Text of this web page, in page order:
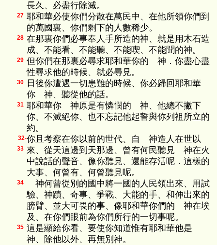
長久、必盡行除滅。
27 耶和華必使你們分散在萬民中、在他所領你們到
的萬國裏、你們剩下的人數稀少。
28 在那裏你們必事奉人手所造的神、就是用木石造
成、不能看、不能聽、不能喫、不能聞的神。
29 但你們在那裏必尋求耶和華你的 神．你盡心盡
性尋求他的時候、就必尋見。
30
日後你遭遇一切患難的時候、你必歸回耶和華
你 神、聽從他的話。
31 耶和華你 神原是有憐憫的 神、他總不撇下
你、不滅絕你、也不忘記他起誓與你列祖所立的
約。
32-
33
你且考察在你以前的世代、自 神造人在世以
來、從天這邊到天那邊、曾有何民聽見 神在火
中說話的聲音、像你聽見、還能存活呢．這樣的
大事、何曾有、何曾聽見呢。
34
神何曾從別的國中將一國的人民領出來、用試
驗、神蹟、奇事、爭戰、大能的手、和伸出來的
膀臂、並大可畏的事、像耶和華你們的 神在埃
及、在你們眼前為你們所行的一切事呢。
35 這是顯給你看、要使你知道惟有耶和華他是
神、除他以外、再無別神。